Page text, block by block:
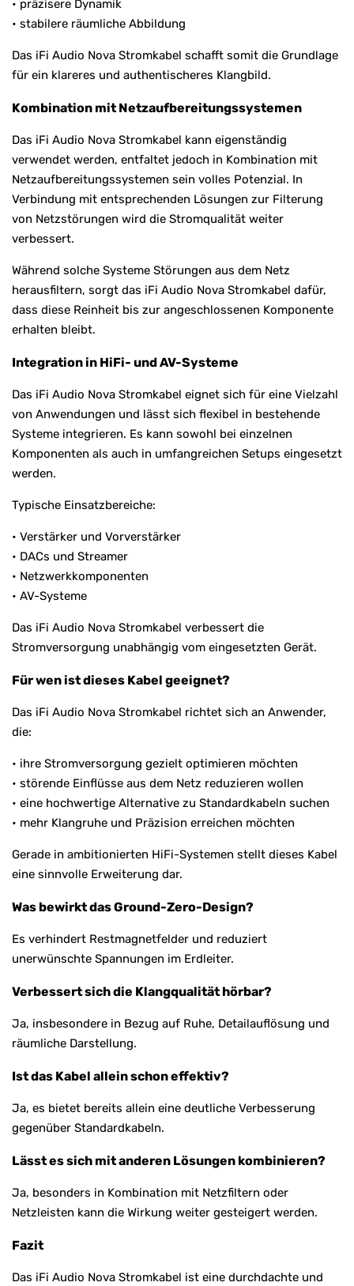
• präzisere Dynamik
• stabilere räumliche Abbildung
Das iFi Audio Nova Stromkabel schafft somit die Grundlage
für ein klareres und authentischeres Klangbild.
Kombination mit Netzaufbereitungssystemen
Das iFi Audio Nova Stromkabel kann eigenständig
verwendet werden, entfaltet jedoch in Kombination mit
Netzaufbereitungssystemen sein volles Potenzial. In
Verbindung mit entsprechenden Lösungen zur Filterung
von Netzstörungen wird die Stromqualität weiter
verbessert.
Während solche Systeme Störungen aus dem Netz
herausfiltern, sorgt das iFi Audio Nova Stromkabel dafür,
dass diese Reinheit bis zur angeschlossenen Komponente
erhalten bleibt.
Integration in HiFi- und AV-Systeme
Das iFi Audio Nova Stromkabel eignet sich für eine Vielzahl
von Anwendungen und lässt sich flexibel in bestehende
Systeme integrieren. Es kann sowohl bei einzelnen
Komponenten als auch in umfangreichen Setups eingesetzt
werden.
Typische Einsatzbereiche:
• Verstärker und Vorverstärker
• DACs und Streamer
• Netzwerkkomponenten
• AV-Systeme
Das iFi Audio Nova Stromkabel verbessert die
Stromversorgung unabhängig vom eingesetzten Gerät.
Für wen ist dieses Kabel geeignet?
Das iFi Audio Nova Stromkabel richtet sich an Anwender,
die:
• ihre Stromversorgung gezielt optimieren möchten
• störende Einflüsse aus dem Netz reduzieren wollen
• eine hochwertige Alternative zu Standardkabeln suchen
• mehr Klangruhe und Präzision erreichen möchten
Gerade in ambitionierten HiFi-Systemen stellt dieses Kabel
eine sinnvolle Erweiterung dar.
Was bewirkt das Ground-Zero-Design?
Es verhindert Restmagnetfelder und reduziert
unerwünschte Spannungen im Erdleiter.
Verbessert sich die Klangqualität hörbar?
Ja, insbesondere in Bezug auf Ruhe, Detailauflösung und
räumliche Darstellung.
Ist das Kabel allein schon effektiv?
Ja, es bietet bereits allein eine deutliche Verbesserung
gegenüber Standardkabeln.
Lässt es sich mit anderen Lösungen kombinieren?
Ja, besonders in Kombination mit Netzfiltern oder
Netzleisten kann die Wirkung weiter gesteigert werden.
Fazit
Das iFi Audio Nova Stromkabel ist eine durchdachte und